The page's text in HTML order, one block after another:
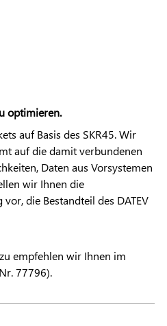
optimieren.
auf Basis des SKR45. Wir
auf die damit verbundenen
Daten aus Vorsystemen
wir Ihnen die
die Bestandteil des DATEV
empfehlen wir Ihnen im
77796).